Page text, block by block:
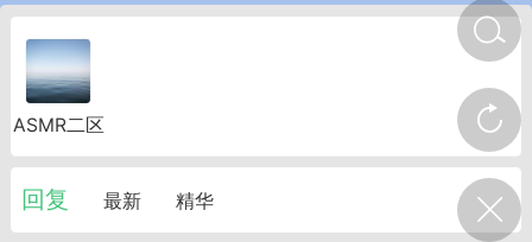
金币/会员充值
我的宠物
ASMR二区
回复 最新 精华